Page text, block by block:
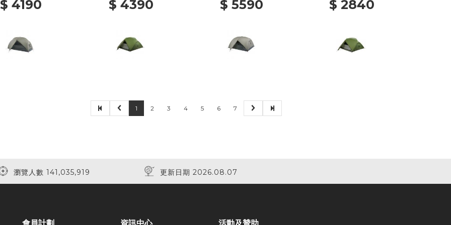
$ 4190 $ 4390 $ 5590 $ 2840
1 2 3 4 5 6 7
瀏覽人數 141,035,919 更新日期 2026.08.07